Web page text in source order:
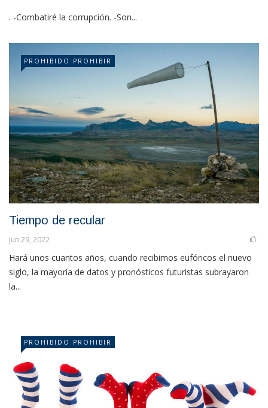
. -Combatiré la corrupción. -Son...
PROHIBIDO PROHIBIR
Tiempo de recular
Jun 29, 2022
Hará unos cuantos años, cuando recibimos eufóricos el nuevo
siglo, la mayoría de datos y pronósticos futuristas subrayaron
la...
PROHIBIDO PROHIBIR